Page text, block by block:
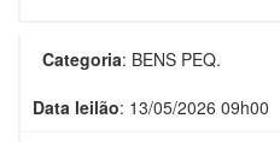
Categoria: BENS PEQ.
Data leilão: 13/05/2026 09h00